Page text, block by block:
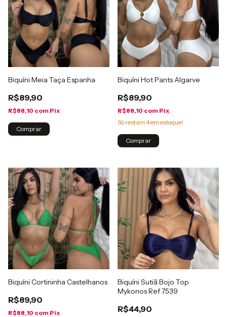
Biquíni Meia Taça Espanha
R$89,90
R$88,10 com Pix
Comprar
Biquíni Hot Pants Algarve
R$89,90
R$88,10 com Pix
Só restam 4em estoque!
Comprar
Biquíni Cortininha Castelhanos
R$89,90
R$88,10 com Pix
Biquíni Sutiã Bojo Top
Mykonos Ref 7539
R$44,90